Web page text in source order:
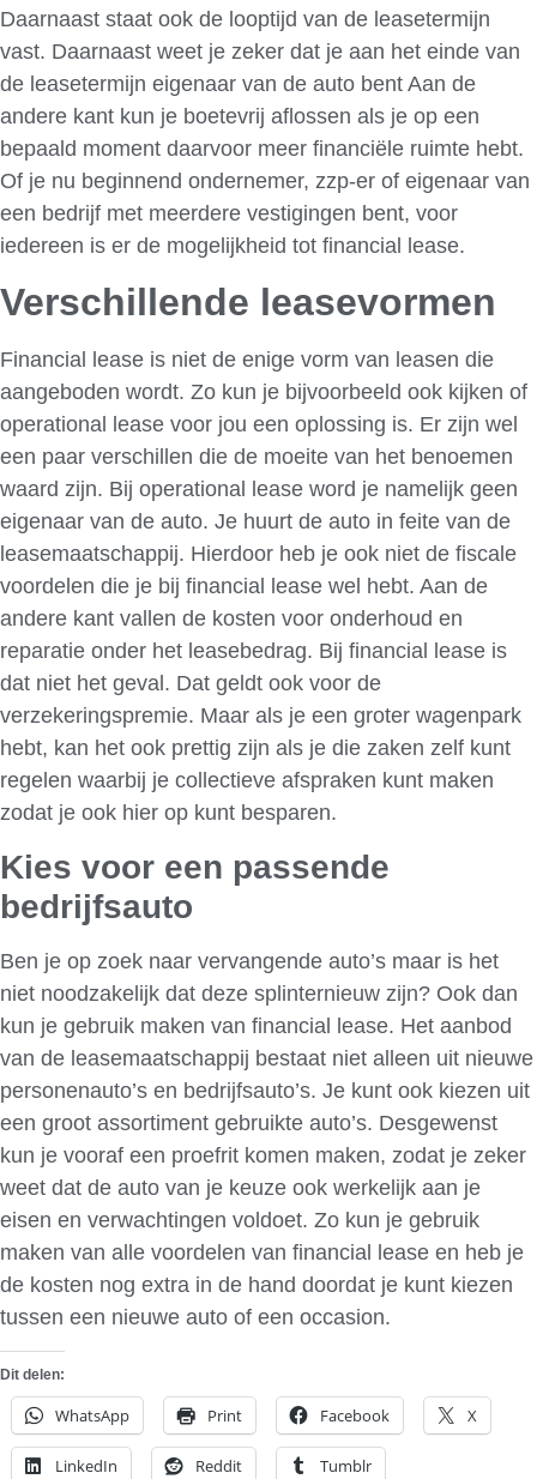
Daarnaast staat ook de looptijd van de leasetermijn
vast. Daarnaast weet je zeker dat je aan het einde van
de leasetermijn eigenaar van de auto bent Aan de
andere kant kun je boetevrij aflossen als je op een
bepaald moment daarvoor meer financiële ruimte hebt.
Of je nu beginnend ondernemer, zzp-er of eigenaar van
een bedrijf met meerdere vestigingen bent, voor
iedereen is er de mogelijkheid tot financial lease.
Verschillende leasevormen
Financial lease is niet de enige vorm van leasen die
aangeboden wordt. Zo kun je bijvoorbeeld ook kijken of
operational lease voor jou een oplossing is. Er zijn wel
een paar verschillen die de moeite van het benoemen
waard zijn. Bij operational lease word je namelijk geen
eigenaar van de auto. Je huurt de auto in feite van de
leasemaatschappij. Hierdoor heb je ook niet de fiscale
voordelen die je bij financial lease wel hebt. Aan de
andere kant vallen de kosten voor onderhoud en
reparatie onder het leasebedrag. Bij financial lease is
dat niet het geval. Dat geldt ook voor de
verzekeringspremie. Maar als je een groter wagenpark
hebt, kan het ook prettig zijn als je die zaken zelf kunt
regelen waarbij je collectieve afspraken kunt maken
zodat je ook hier op kunt besparen.
Kies voor een passende
bedrijfsauto
Ben je op zoek naar vervangende auto’s maar is het
niet noodzakelijk dat deze splinternieuw zijn? Ook dan
kun je gebruik maken van financial lease. Het aanbod
van de leasemaatschappij bestaat niet alleen uit nieuwe
personenauto’s en bedrijfsauto’s. Je kunt ook kiezen uit
een groot assortiment gebruikte auto’s. Desgewenst
kun je vooraf een proefrit komen maken, zodat je zeker
weet dat de auto van je keuze ook werkelijk aan je
eisen en verwachtingen voldoet. Zo kun je gebruik
maken van alle voordelen van financial lease en heb je
de kosten nog extra in de hand doordat je kunt kiezen
tussen een nieuwe auto of een occasion.
Dit delen:
WhatsApp Print Facebook X
LinkedIn Reddit Tumblr